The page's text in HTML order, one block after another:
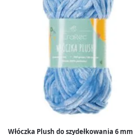
Włóczka Plush do szydełkowania 6 mm